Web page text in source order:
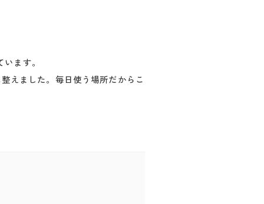
ます。
えました。毎日使う場所だからこ